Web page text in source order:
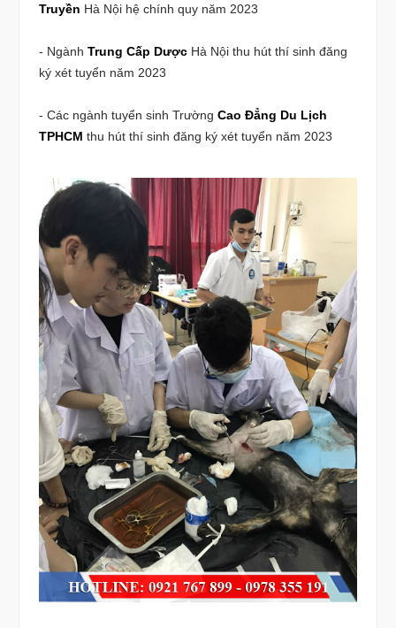
Truyền Hà Nội hệ chính quy năm 2023
- Ngành Trung Cấp Dược Hà Nội thu hút thí sinh đăng
ký xét tuyển năm 2023
- Các ngành tuyển sinh Trường Cao Đẳng Du Lịch
TPHCM thu hút thí sinh đăng ký xét tuyển năm 2023